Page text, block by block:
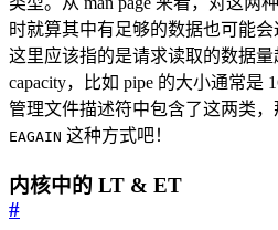
时就算其中有足够的数据也可能
这里应该指的是请求读取的数据
capacity，比如 pipe 的大小通常是
管理文件描述符中包含了这两类
EAGAIN 这种方式吧！
内核中的 LT & ET
#